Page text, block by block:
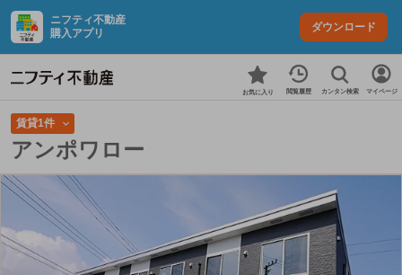
ニフティ不動産
購入アプリ
ダウンロード
お気に入り 閲覧履歴 カンタン検索 マイページ
賃貸1件
アンポワロー